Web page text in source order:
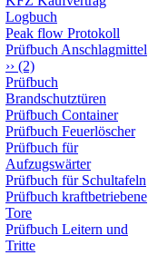
Logbuch
Peak flow Protokoll
Prüfbuch Anschlagmittel
›› (2)
Prüfbuch
Brandschutztüren
Prüfbuch Container
Prüfbuch Feuerlöscher
Prüfbuch für
Aufzugswärter
Prüfbuch für Schultafeln
Prüfbuch kraftbetriebene
Tore
Prüfbuch Leitern und
Tritte